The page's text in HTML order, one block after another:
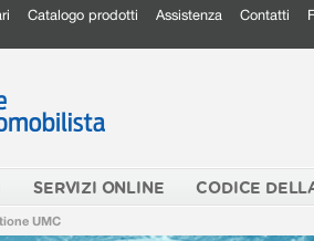
Catalogo prodotti Assistenza Contatti
SERVIZI ONLINE CODICE
UMC